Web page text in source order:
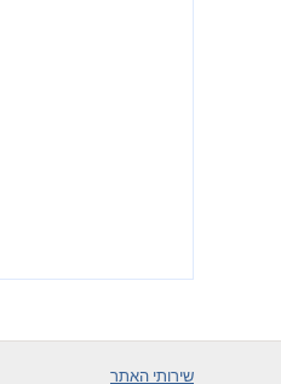
שירותי האתר